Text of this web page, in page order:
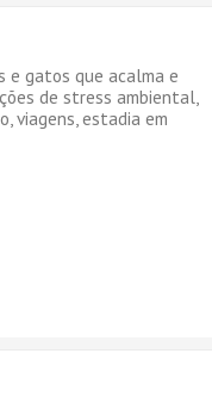
e gatos que acalma e
de stress ambiental,
viagens, estadia em